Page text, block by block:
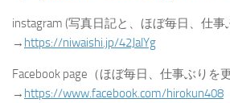
instagram (写真日記と、ほぼ毎日、仕事
→ https://niwaishi.jp/42JalYg
Facebook page（ほぼ毎日、仕事ぶりを
→ https://www.facebook.com/hirokun408